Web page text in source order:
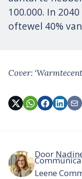
100.000. In
oftewel 40%
Cover:
Door
Leene